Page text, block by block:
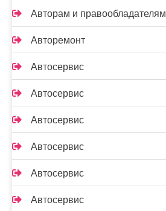
Авторам и правообладателям
Авторемонт
Автосервис
Автосервис
Автосервис
Автосервис
Автосервис
Автосервис